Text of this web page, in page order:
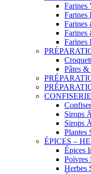
Farines
Farines
Farines
Farines
Farines
Pâtes
Sirops
Sirops
Plantes
ÉPICES –
Épices
Poivres
Herbes